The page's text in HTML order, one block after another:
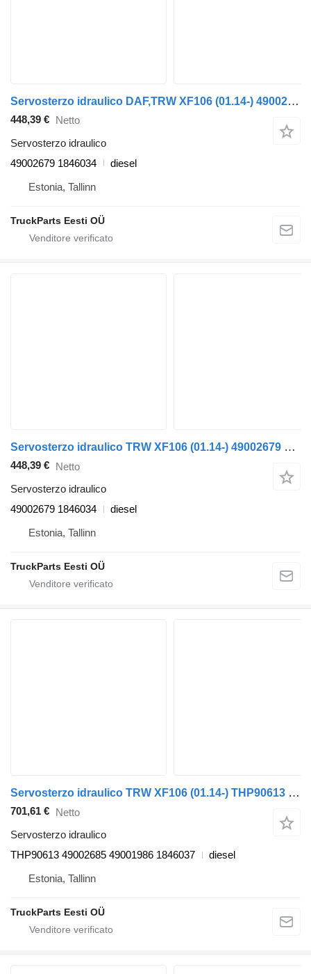
Servosterzo idraulico DAF,TRW XF106 (01.14-) 49002679 per trattore stradale DAF XF106 (2014-)
448,39 € Netto
Servosterzo idraulico
49002679 1846034
diesel
Estonia, Tallinn
TruckParts Eesti OÜ
Servosterzo idraulico TRW XF106 (01.14-) 49002679 per trattore stradale DAF XF106 (2014-)
448,39 € Netto
Servosterzo idraulico
49002679 1846034
diesel
Estonia, Tallinn
TruckParts Eesti OÜ
Servosterzo idraulico TRW XF106 (01.14-) THP90613 per trattore stradale DAF XF106 (2014-)
701,61 € Netto
Servosterzo idraulico
THP90613 49002685 49001986 1846037
diesel
Estonia, Tallinn
TruckParts Eesti OÜ